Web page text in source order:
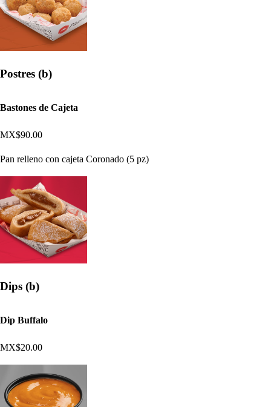
Postres (b)
Bastones de Cajeta
MX$90.00
Pan relleno con cajeta Coronado (5 pz)
Dips (b)
Dip Buffalo
MX$20.00